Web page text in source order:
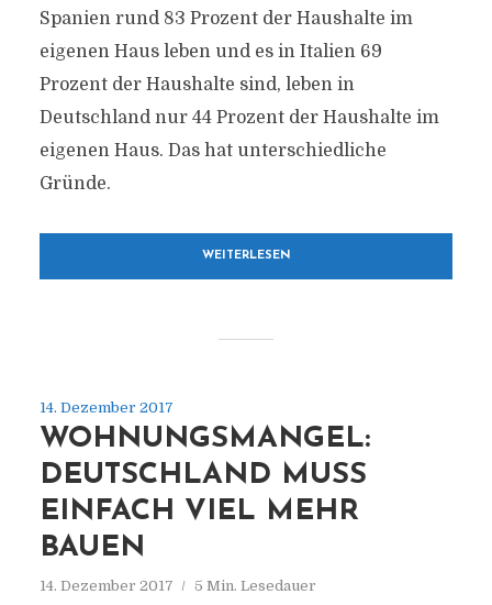
Spanien rund 83 Prozent der Haushalte im
eigenen Haus leben und es in Italien 69
Prozent der Haushalte sind, leben in
Deutschland nur 44 Prozent der Haushalte im
eigenen Haus. Das hat unterschiedliche
Gründe.
WEITERLESEN
14. Dezember 2017
WOHNUNGSMANGEL:
DEUTSCHLAND MUSS
EINFACH VIEL MEHR
BAUEN
14. Dezember 2017 5 Min. Lesedauer